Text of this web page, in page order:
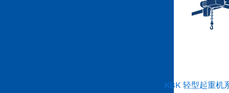
KBK 轻型起重机